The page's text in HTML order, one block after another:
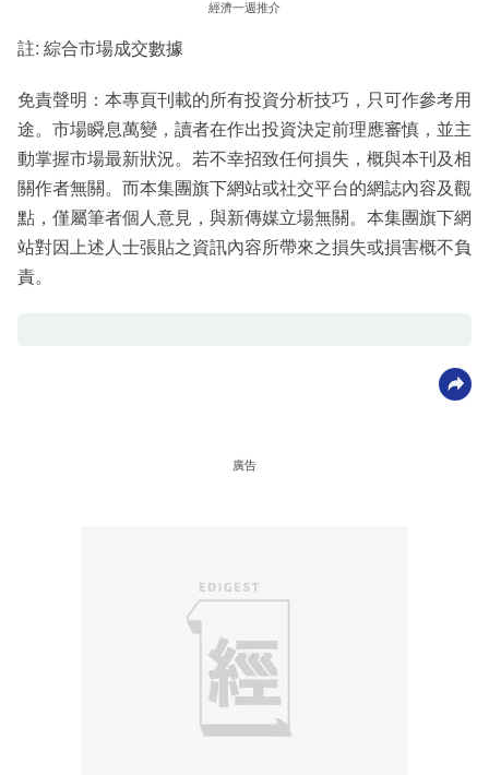
經濟一週推介
註: 綜合市場成交數據
免責聲明：本專頁刊載的所有投資分析技巧，只可作參考用
途。市場瞬息萬變，讀者在作出投資決定前理應審慎，並主
動掌握市場最新狀況。若不幸招致任何損失，概與本刊及相
關作者無關。而本集團旗下網站或社交平台的網誌內容及觀
點，僅屬筆者個人意見，與新傳媒立場無關。本集團旗下網
站對因上述人士張貼之資訊內容所帶來之損失或損害概不負
責。
廣告